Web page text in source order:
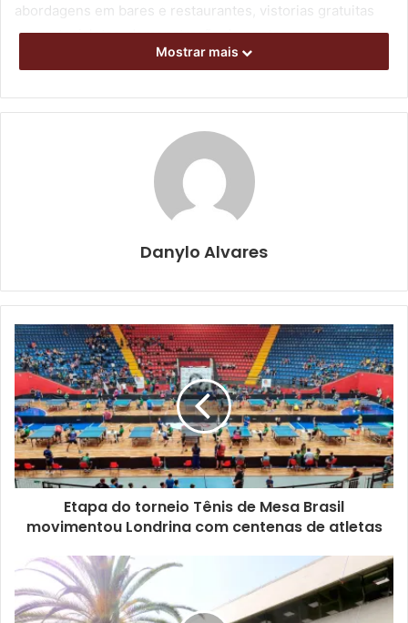
abordagens em bares e restaurantes, vistorias gratuitas
em motocicletas, demonstração de pontos cegos em
ônibus a usuários do transporte coletivo, distribuição de
Foto: Rodolfo Gaion / CMTU
O Maio Amarelo estará também em outdoors e busdoors,
emprestando o prestígio e a popularidade de
influenciadores e outras personalidades locais que,
gratuitamente, toparam a parceria com a CMTU. No centro
Rezende (@rezendeevil), que acumula 33,3 milhões de
inscritos em seu canal na plataforma de vídeos, e o cantor
sertanejo em ascensão Luan Pereira
Mostrar mais
Danylo Alvares
Etapa do torneio Tênis de Mesa Brasil
movimentou Londrina com centenas de atletas